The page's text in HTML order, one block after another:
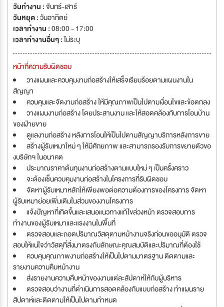
วันทำงาน :จันทร์-เสาร์
วันหยุด :วันอาทิตย์
เวลาทำงาน :08:00 - 17:00
เวลาทำงานอื่นๆ :ไม่ระบุ
หน้าที่ความรับผิดชอบ
วางแผนและควบคุมงานก่อสร้างให้เสร็จเรียบร้อยตามแผนงานใน
สัญญา
ควบคุมและจัดงานก่อสร้าง ให้มีคุณภาพเป็นไปตามเงื่อนไขและข้อตกลง
วางแผนงานก่อสร้าง โดยประสานงาน และให้สอดคล้องกับการโอนบ้าน
ของฝ่ายขาย
ดูแลงานก่อสร้าง หลังการโอนให้เป็นไปตามสัญญาบริการหลังการขาย
สร้างผู้รับเหมาใหม่ ๆ ให้มีศักยภาพ และสามารถรองรับการขยายตัวขอ
งบริษัทฯ ในอนาคต
ประมาณราคาต้นทุนงานก่อสร้างตามแบบใหม่ ๆ เป็นครั้งคราว
จะต้องเซ็นควบคุมงานก่อสร้างในโครงการที่รับผิดชอบ
จัดหาผู้รับเหมาหลักให้เพียงพอต่อความต้องการของโครงการ จัดหา
ผู้รับเหมาย่อยเพิ่มเติมในส่วนของงานโครงการ
แจ้งปัญหาที่เกิดขึ้นและเสนอแนวทางแก้ไขล่วงหน้า ตรวจสอบการ
ทำงานของผู้รับเหมาและแรงงานในพื้นที่
ตรวจสอบและถอดปริมาณวัสดุตามหน้างานจริงก่อนขออนุมัติ ตรวจ
สอบให้แน่ใจว่าวัสดุที่สั่งมาตรงกับลักษณะคุณสมบัติและปริมาณที่ต้องใช้
ควบคุมคุณภาพงานก่อสร้างให้เป็นไปตามมาตรฐาน ติดตามและ
รายงานความคืบหน้างาน
ส่งรายงานความคืบหน้าของงานแต่ละสัปดาห์ให้กับผู้บริหาร
ตรวจสอบว่างานที่ดำเนินการสอดคล้องกับแบบก่อสร้าง ทำแผนราย
สัปดาห์และติดตามให้เป็นไปตามกำหนด